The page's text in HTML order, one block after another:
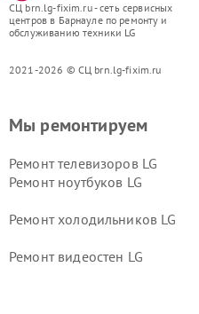
СЦ brn.lg-fixim.ru - сеть сервисных
центров в Барнауле по ремонту и
обслуживанию техники LG
2021-2026 © СЦ brn.lg-fixim.ru
Мы ремонтируем
Ремонт телевизоров LG
Ремонт ноутбуков LG
Ремонт холодильников LG
Ремонт видеостен LG